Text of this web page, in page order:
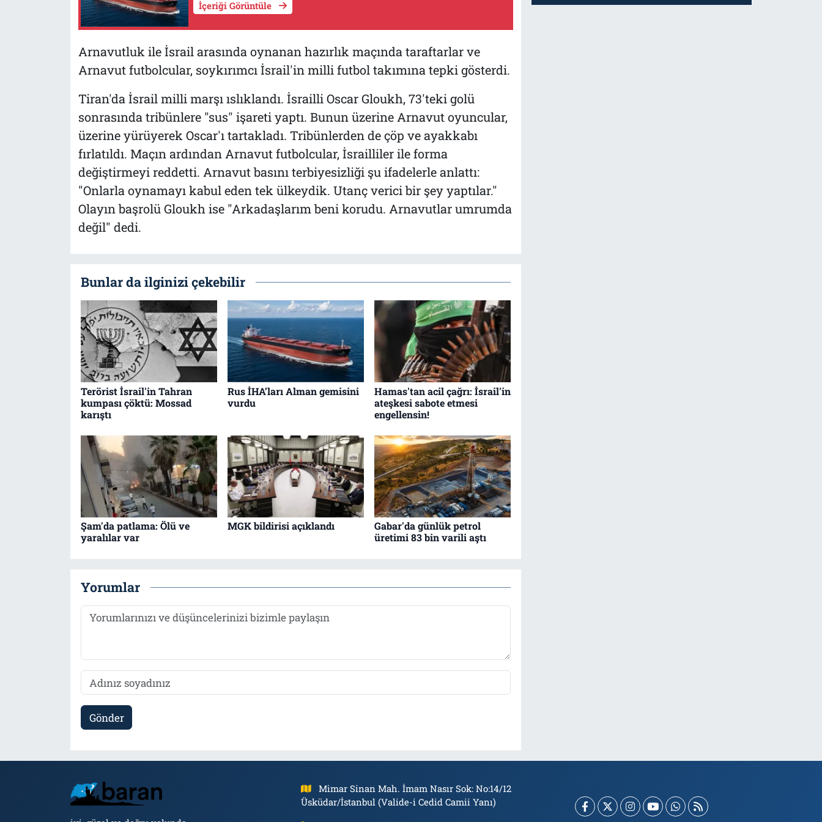
İçeriği Görüntüle
Arnavutluk ile İsrail arasında oynanan hazırlık maçında taraftarlar ve
Arnavut futbolcular, soykırımcı İsrail'in milli futbol takımına tepki gösterdi.
Tiran'da İsrail milli marşı ıslıklandı. İsrailli Oscar Gloukh, 73'teki golü
sonrasında tribünlere "sus" işareti yaptı. Bunun üzerine Arnavut oyuncular,
üzerine yürüyerek Oscar'ı tartakladı. Tribünlerden de çöp ve ayakkabı
fırlatıldı. Maçın ardından Arnavut futbolcular, İsrailliler ile forma
değiştirmeyi reddetti. Arnavut basını terbiyesizliği şu ifadelerle anlattı:
"Onlarla oynamayı kabul eden tek ülkeydik. Utanç verici bir şey yaptılar."
Olayın başrolü Gloukh ise "Arkadaşlarım beni korudu. Arnavutlar umrumda
değil" dedi.
Bunlar da ilginizi çekebilir
Terörist İsrail'in Tahran
kumpası çöktü: Mossad
karıştı
Rus İHA’ları Alman gemisini
vurdu
Hamas'tan acil çağrı: İsrail'in
ateşkesi sabote etmesi
engellensin!
Şam'da patlama: Ölü ve
yaralılar var
MGK bildirisi açıklandı
Gabar'da günlük petrol
üretimi 83 bin varili aştı
Yorumlar
Gönder
Mimar Sinan Mah. İmam Nasır Sok: No:14/12
Üsküdar/İstanbul (Valide-i Cedid Camii Yanı)